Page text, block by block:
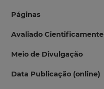
Páginas
Avaliado Cientificamente
Meio de Divulgação
Data Publicação (online)